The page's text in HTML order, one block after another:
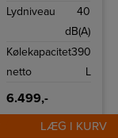
Lydniveau
40
dB(A)
Kølekapacitet
netto
390
L
6.499,-
LÆG I KURV